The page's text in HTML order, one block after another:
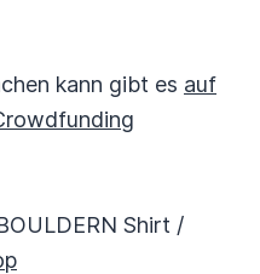
kann gibt es auf
Shirt /